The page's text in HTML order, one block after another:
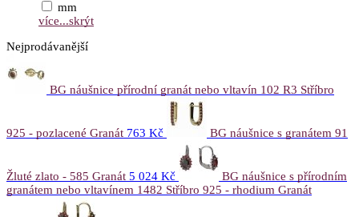
mm
více...skrýt
Nejprodávanější
BG náušnice přírodní granát nebo vltavín 102 R3 Stříbro
925 - pozlacené Granát 763 Kč BG náušnice s granátem 91
Žluté zlato - 585 Granát 5 024 Kč
BG náušnice s přírodním
granátem nebo vltavínem 1482 Stříbro 925 - rhodium Granát